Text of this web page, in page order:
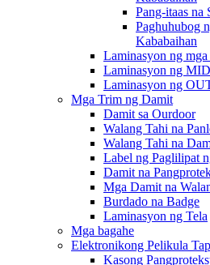
Pang-itaas na
Paghuhubog
Kababaihan
Laminasyon ng
Laminasyon ng
Laminasyon ng
Mga Trim ng Damit
Damit sa Ourdoor
Walang Tahi na
Walang Tahi na
Label ng Paglilipat
Damit na
Mga Damit na
Burdado na Badge
Laminasyon ng Tela
Mga bagahe
Elektronikong Pelikula
Kasong